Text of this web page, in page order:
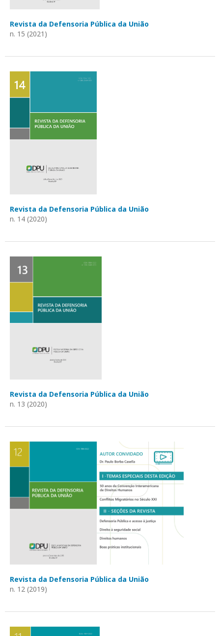
Revista da Defensoria Pública da União
n. 15 (2021)
Revista da Defensoria Pública da União
n. 14 (2020)
Revista da Defensoria Pública da União
n. 13 (2020)
Revista da Defensoria Pública da União
n. 12 (2019)